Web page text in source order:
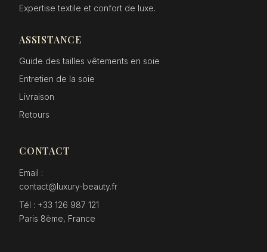
Expertise textile et confort de luxe.
ASSISTANCE
Guide des tailles vêtements en soie
Entretien de la soie
Livraison
Retours
CONTACT
Email :
contact@luxury-beauty.fr
Tél : +33 126 987 121
Paris 8ème, France